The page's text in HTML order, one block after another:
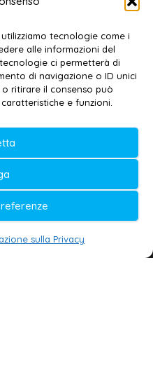
tecnologie come i
alle informazioni del
ci permetterà di
di navigazione o ID unici
ritirare il consenso può
e funzioni.
sulla Privacy
®
2020 Registro della
di Lecce
responsabile:
dal Ministero